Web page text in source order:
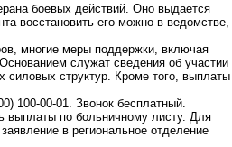
боевых действий. Оно выдается
восстановить его можно в ведомстве,
многие меры поддержки, включая
служат сведения об участии
структур. Кроме того, выплаты
100-00-01. Звонок бесплатный.
выплаты по больничному листу. Для
в региональное отделение